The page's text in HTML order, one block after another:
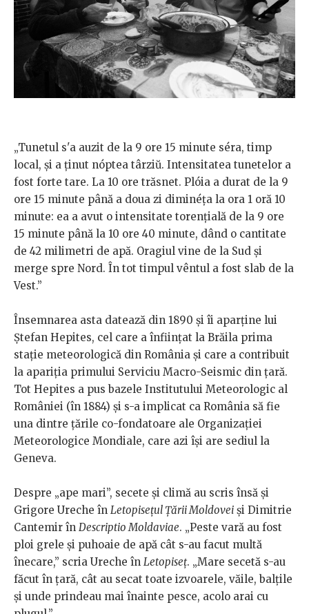
„Tunetul s'a auzit de la 9 ore 15 minute séra, timp
local, și a ținut nóptea târziŭ. Intensitatea tunetelor a
fost forte tare. La 10 ore trăsnet. Plóia a durat de la 9
ore 15 minute până a doua zi diminéța la ora 1 oră 10
minute: ea a avut o intensitate torențială de la 9 ore
15 minute până la 10 ore 40 minute, dând o cantitate
de 42 milimetri de apă. Oragiul vine de la Sud și
merge spre Nord. În tot timpul vêntul a fost slab de la
Vest.”
Însemnarea asta datează din 1890 și îi aparține lui
Ștefan Hepites, cel care a înființat la Brăila prima
stație meteorologică din România și care a contribuit
la apariția primului Serviciu Macro-Seismic din țară.
Tot Hepites a pus bazele Institutului Meteorologic al
României (în 1884) și s-a implicat ca România să fie
una dintre țările co-fondatoare ale Organizației
Meteorologice Mondiale, care azi își are sediul la
Geneva.
Despre „ape mari”, secete și climă au scris însă și
Grigore Ureche în Letopisețul Țării Moldovei și Dimitrie
Cantemir în Descriptio Moldaviae. „Peste vară au fost
ploi grele și puhoaie de apă cât s-au facut multă
înecare,” scria Ureche în Letopiseț. „Mare secetă s-au
făcut în țară, cât au secat toate izvoarele, văile, balțile
și unde prindeau mai înainte pesce, acolo arai cu